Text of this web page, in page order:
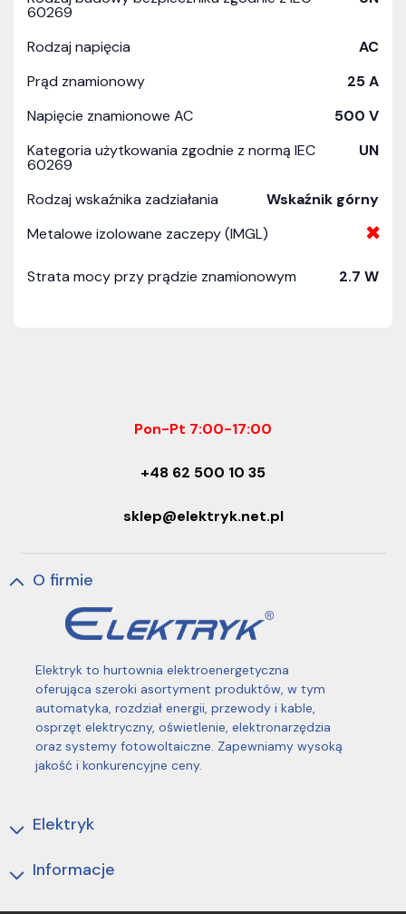
60269
Rodzaj napięcia
AC
Prąd znamionowy
25 A
Napięcie znamionowe AC
500 V
Kategoria użytkowania zgodnie z normą IEC
60269
UN
Rodzaj wskaźnika zadziałania
Wskaźnik górny
Metalowe izolowane zaczepy (IMGL)
Strata mocy przy prądzie znamionowym 2.7 W
Pon-Pt 7:00-17:00
+48 62 500 10 35
sklep@elektryk.net.pl
O firmie
Elektryk to hurtownia elektroenergetyczna
oferująca szeroki asortyment produktów, w tym
automatyka, rozdział energii, przewody i kable,
osprzęt elektryczny, oświetlenie, elektronarzędzia
oraz systemy fotowoltaiczne. Zapewniamy wysoką
jakość i konkurencyjne ceny.
Elektryk
Informacje